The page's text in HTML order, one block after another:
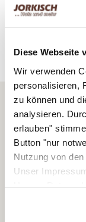
Diese Webseite
Wir verwenden
personalisieren,
zu können und
analysieren.
erlauben"
Button "nur
Nutzung von
Unser
Mehr erfahren
Wir von Jorkisch
Standorten
Besuchen Sie